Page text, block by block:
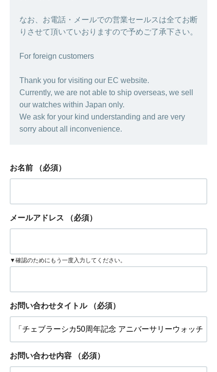
なお、お電話・メールでの営業セールスは全てお断
りさせて頂いていおりますので予めご了承下さい。
For foreign customers
Thank you for visiting our EC website.
Currently, we are not able to ship overseas, we sell
our watches within Japan only.
We ask for your kind understanding and are very
sorry about all inconvenience.
お名前 （必須）
メールアドレス （必須）
▼確認のためにもう一度入力してください。
お問い合わせタイトル （必須）
お問い合わせ内容 （必須）